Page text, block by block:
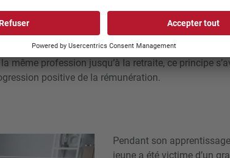
montre que l’activité exercée jusqu’alors aurait été
personnes actives se perfectionnent
la même profession jusqu’à la retraite, ce principe
positive de la rémunération.
Pendant son
jeune a été victime d’un